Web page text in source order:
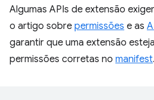
Algumas APIs de extensão
o artigo sobre permissões e as
garantir que uma extensão
permissões corretas no manifest.